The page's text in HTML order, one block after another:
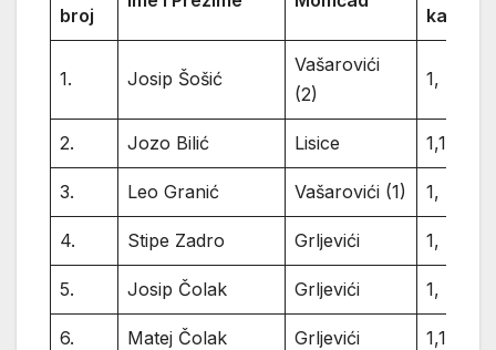
broj
kartoni
1. Josip Šošić
Vašarovići
(2)
1,
2. Jozo Bilić Lisice 1,1,
3. Leo Granić Vašarovići (1) 1,
4. Stipe Zadro Grljevići 1,
5. Josip Čolak Grljevići 1,
6. Matej Čolak Grljevići 1,1,